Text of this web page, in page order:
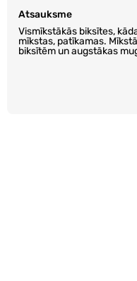
Atsauksme
Vismīkstākās biksītes,
mīkstas, patīkamas.
biksītēm un augstākas